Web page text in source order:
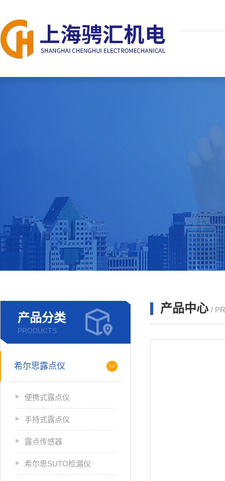
产品分类
PRODUCTS
希尔思露点仪
便携式露点仪
手持式露点仪
露点传感器
希尔思SUTO检漏仪
产品中心 /